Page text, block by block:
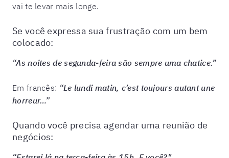
vai te levar mais longe.
Se você expressa sua frustração com um bem
colocado:
“As noites de segunda-feira são sempre uma chatice.”
Em francês: “Le lundi matin, c’est toujours autant une
horreur…”
Quando você precisa agendar uma reunião de
negócios: